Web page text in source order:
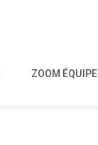
ZOOM